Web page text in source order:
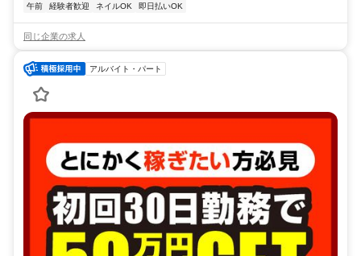
午前
経験者歓迎 ネイルOK 即日払いOK
同じ企業の求人
アルバイト・パート